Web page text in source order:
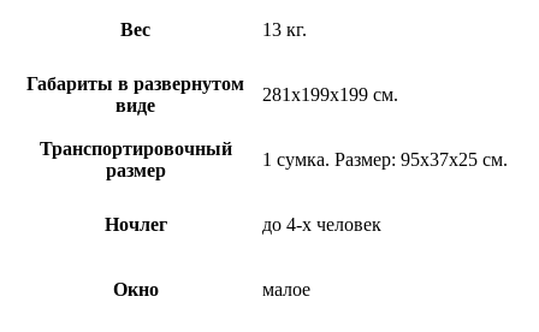
Вес 13 кг.
Габариты в развернутом
виде
281х199х199 см.
Транспортировочный
размер
1 сумка. Размер: 95х37х25 см.
Ночлег до 4-х человек
Окно малое